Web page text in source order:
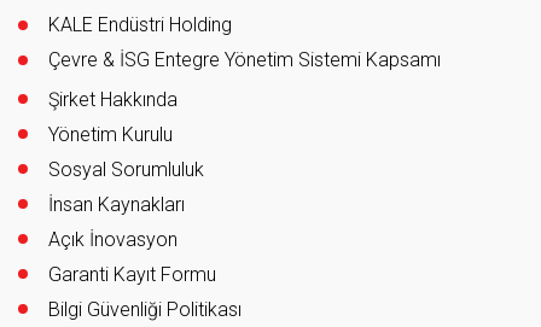
KALE Endüstri Holding
Çevre & İSG Entegre Yönetim Sistemi Kapsamı
Şirket Hakkında
Yönetim Kurulu
Sosyal Sorumluluk
İnsan Kaynakları
Açık İnovasyon
Garanti Kayıt Formu
Bilgi Güvenliği Politikası